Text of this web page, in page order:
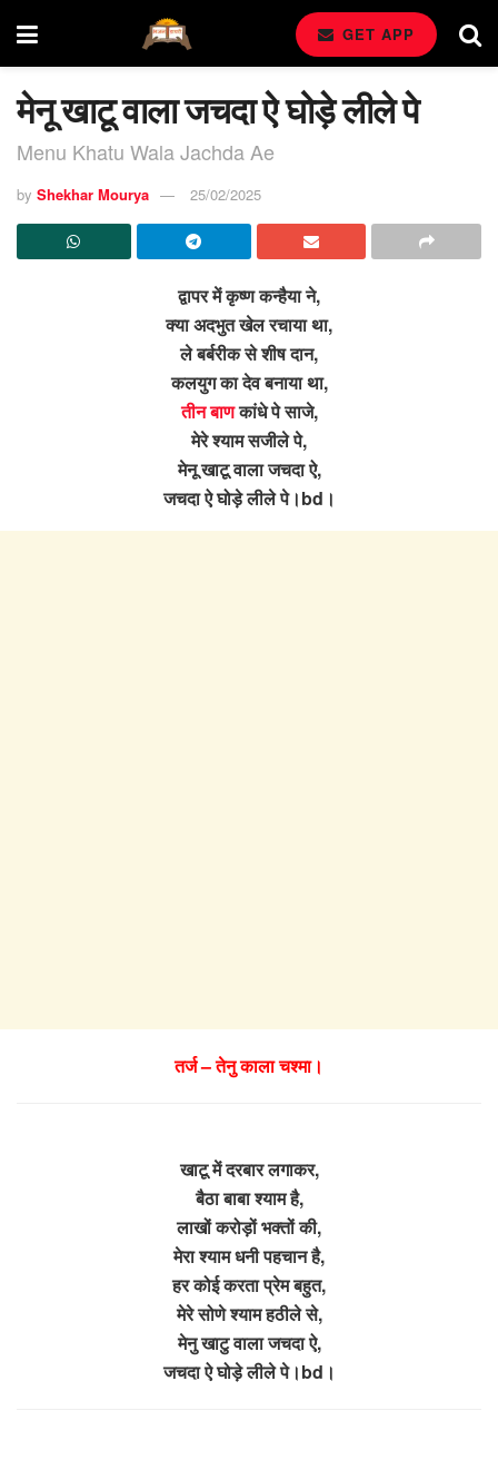
GET APP
मेनू खाटू वाला जचदा ऐ घोड़े लीले पे
Menu Khatu Wala Jachda Ae
by Shekhar Mourya 25/02/2025
द्वापर में कृष्ण कन्हैया ने,
क्या अदभुत खेल रचाया था,
ले बर्बरीक से शीष दान,
कलयुग का देव बनाया था,
तीन बाणकांधे पे साजे,
मेरे श्याम सजीले पे,
मेनू खाटू वाला जचदा ऐ,
जचदा ऐ घोड़े लीले पे।bd।
तर्ज – तेनु काला चश्मा।
खाटू में दरबार लगाकर,
बैठा बाबा श्याम है,
लाखों करोड़ों भक्तों की,
मेरा श्याम धनी पहचान है,
हर कोई करता प्रेम बहुत,
मेरे सोणे श्याम हठीले से,
मेनु खाटु वाला जचदा ऐ,
जचदा ऐ घोड़े लीले पे।bd।